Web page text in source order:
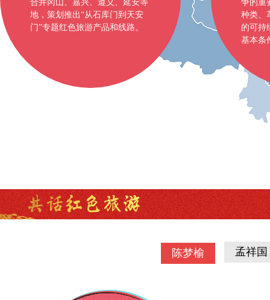
合井冈山、嘉兴、遵义、延安等
地，策划推出“从石库门到天安
门”专题红色旅游产品和线路。
争的重
种类、
的可持
基本条
陈梦榆 孟祥国